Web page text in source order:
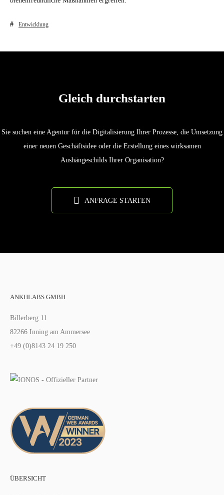
Entwicklung
Gleich durchstarten
Sie suchen eine Agentur für die Digitalisierung Ihrer Prozesse, die Umsetzung
einer neuen Geschäftsidee oder die Erstellung eines wirksamen
Aushängeschilds Ihrer Organisation?
ANFRAGE STARTEN
ANKHLABS GMBH
Billerberg 11
82266 Inning am Ammersee
+49 (0)8143 24 19 250
ÜBERSICHT